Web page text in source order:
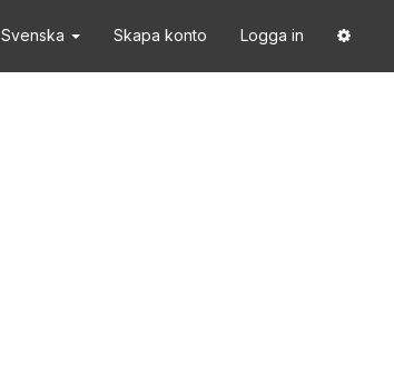
Svenska Skapa konto Logga in